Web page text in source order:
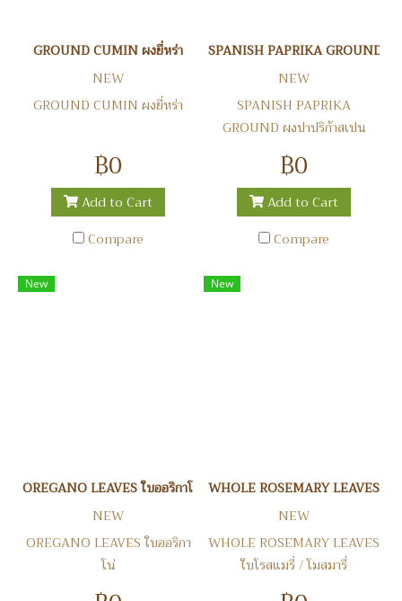
GROUND CUMIN ผงยี่หร่า
NEW
GROUND CUMIN ผงยี่หร่า
฿0
Add to Cart
Compare
SPANISH PAPRIKA GROUND ผ
NEW
SPANISH PAPRIKA
GROUND ผงปาปริก้าสเปน
฿0
Add to Cart
Compare
New
OREGANO LEAVES ใบออริกาโน่
NEW
OREGANO LEAVES ใบออริกา
โน่
New
WHOLE ROSEMARY LEAVES ใ
NEW
WHOLE ROSEMARY LEAVES
ใบโรสแมรี่ / โมสมารี่